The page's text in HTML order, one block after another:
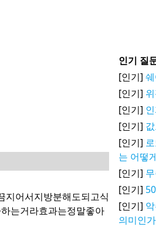
지어서지방분해도되고식
는거라효과는정말좋아
인기 질
[인기]
[인기]
[인기]
[인기]
[인기]
는 어떻
[인기]
[인기]
[인기]
의미인